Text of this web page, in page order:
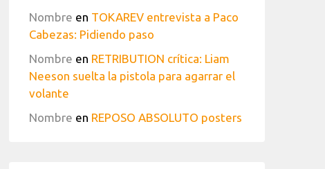
Nombre en TOKAREV entrevista a Paco
Cabezas: Pidiendo paso
Nombre en RETRIBUTION crítica: Liam
Neeson suelta la pistola para agarrar el
volante
Nombre en REPOSO ABSOLUTO posters